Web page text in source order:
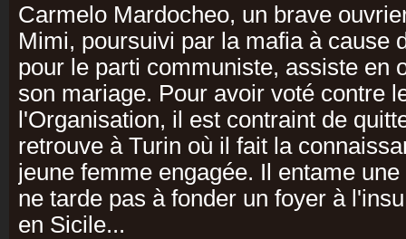
Carmelo Mardocheo, un brave
Mimi, poursuivi par la mafia à cause
pour le parti communiste, assiste en
son mariage. Pour avoir voté contre
l'Organisation, il est contraint de
retrouve à Turin où il fait la
jeune femme engagée. Il entame
ne tarde pas à fonder un foyer à
en Sicile...